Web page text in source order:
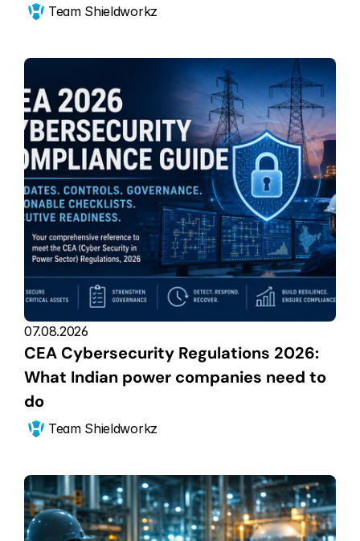
Team Shieldworkz
07.08.2026
CEA Cybersecurity Regulations 2026:
What Indian power companies need to
do
Team Shieldworkz